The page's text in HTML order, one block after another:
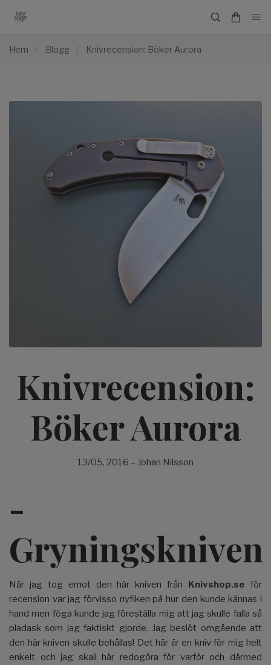
Hem / Blogg / Knivrecension: Böker Aurora
Knivrecension:
Böker Aurora
13/05, 2016 – Johan Nilsson
-
Gryningskniven
När jag tog emot den här kniven från Knivshop.se för
recension var jag förvisso nyfiken på hur den kunde kännas i
hand men föga kunde jag föreställa mig att jag skulle falla så
pladask som jag faktiskt gjorde. Jag beslöt omgående att
den här kniven skulle behållas! Det här är en kniv för mig helt
enkelt och jag skall här redogöra för varför och därmed